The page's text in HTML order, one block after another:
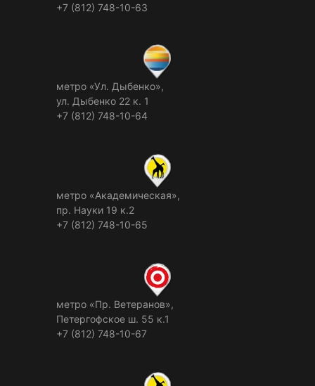
+7 (812) 748-10-63
метро «Ул. Дыбенко»,
ул. Дыбенко 22 к. 1
+7 (812) 748-10-64
метро «Академическая»,
пр. Науки 19 к.2
+7 (812) 748-10-65
метро «Пр. Ветеранов»,
Петергофское ш. 55 к.1
+7 (812) 748-10-67